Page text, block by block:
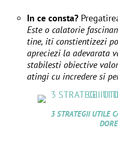
In ce consta?
Este o calatorie
tine, iti constientizezi
apreciezi la adevarata
stabilesti obiective
atingi cu incredere si
3 STRATEGII UTILE